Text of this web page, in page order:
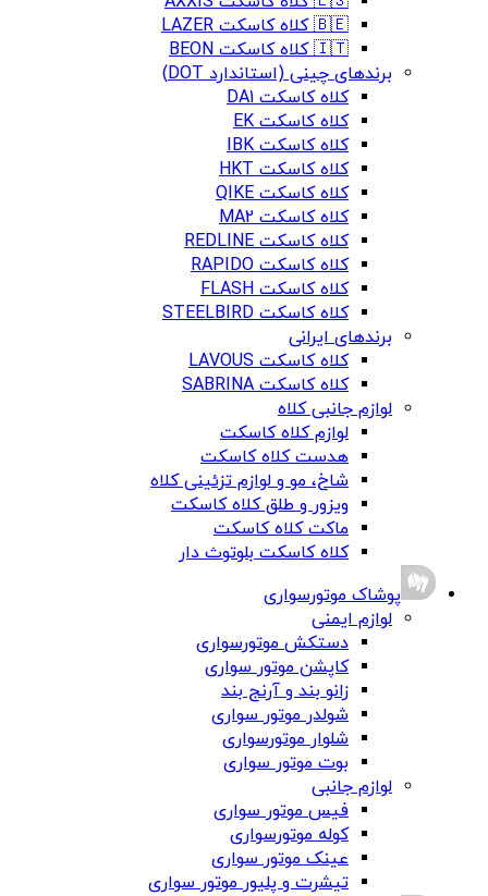
🇧🇪 کلاه کاسکت LAZER
🇮🇹 کلاه کاسکت BEON
برندهای چینی (استاندارد DOT)
کلاه کاسکت DA1
کلاه کاسکت EK
کلاه کاسکت IBK
کلاه کاسکت HKT
کلاه کاسکت QIKE
کلاه کاسکت MA2
کلاه کاسکت REDLINE
کلاه کاسکت RAPIDO
کلاه کاسکت FLASH
کلاه کاسکت STEELBIRD
برندهای ایرانی
کلاه کاسکت LAVOUS
کلاه کاسکت SABRINA
لوازم جانبی کلاه
لوازم کلاه کاسکت
هدست کلاه کاسکت
شاخ، مو و لوازم تزئینی کلاه
ویزور و طلق کلاه کاسکت
ماکت کلاه کاسکت
کلاه کاسکت بلوتوث دار
پوشاک موتورسواری
لوازم ایمنی
دستکش موتورسواری
کاپشن موتور سواری
زانو بند و آرنج بند
شولدر موتور سواری
شلوار موتورسواری
بوت موتور سواری
لوازم جانبی
فیس موتور سواری
کوله موتورسواری
عینک موتور سواری
تیشرت و پلیور موتور سواری